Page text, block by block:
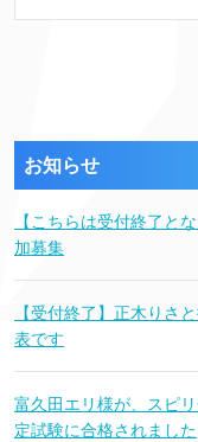
お知らせ
【こちらは受付終了と
加募集
【受付終了】正木りさ
表です
富久田エリ様が、スピ
定試験に合格されました